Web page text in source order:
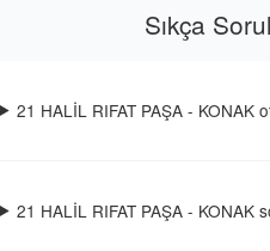
Sıkça
21 HALİL RIFAT PAŞA - KONAK
21 HALİL RIFAT PAŞA - KONAK